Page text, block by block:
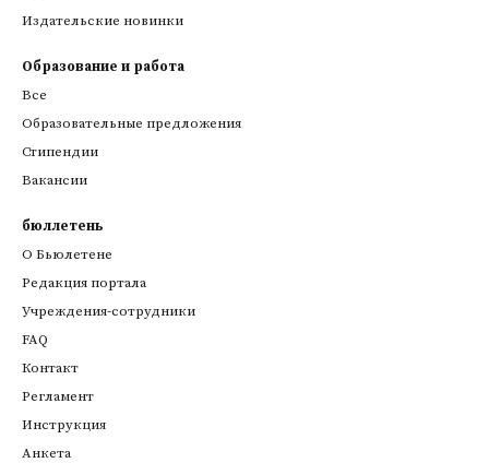
Издательские новинки
Образование и работа
Все
Образовательные предложения
Стипендии
Вакансии
бюллетень
О Бьюлетене
Редакция портала
Учреждения-сотрудники
FAQ
Контакт
Регламент
Инструкция
Анкета